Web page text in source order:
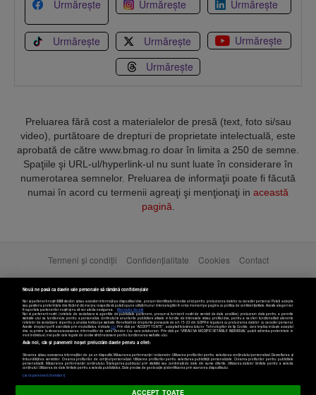
Urmărește Urmărește Urmărește
Urmărește Urmărește
Urmărește
Urmărește
Preluarea fără cost a materialelor de presă (text, foto si/sau
video), purtătoare de drepturi de proprietate intelectuală, este
aprobată de către www.bmag.ro doar în limita a 250 de semne.
Spaţiile şi URL-ul/hyperlink-ul nu sunt luate în considerare în
numerotarea semnelor. Preluarea de informaţii poate fi făcută
numai în acord cu termenii agreaţi şi menţionaţi in această
pagină
Termeni și condiții Confidențialitate Cookies Contact
Copyright © 2025 BUSINESSMEX S.A.
Setări cookies
Nouă ne pasă ca datele tale personale să rămână confidențiale
Noi și partenerii noștri589stocăm și/sau accesăm informații pe dispozitivul dvs., precum identificatorii cookie unici pentru prelucrarea datelor cu caracter personal. Puteți accepta
sau gestiona preferințele dvs. făcând clic mai jos, respectiv vă puteți opune utilizării unui interes legitim în orice moment pe pagina cu politica de confidențialitate. Aceste alegeri vor
fi raportate partenerilor noștri și nu vă vor afecta navigarea.
Mai multe detalii
Noi si partenerii nostri (retelele de socializare si agentiile de publicitate partenere, precum si furnizorii nostri de servicii de date analitice) prelucram date pentru a permite
website-ului sa functioneze, pentru a personaliza continutul si anunturile publicitare afisate in functie de interesele si/sau profilul dvs., pentru a va oferi functionalitati aferente
retelelor de socializare si pentru a analiza traficul pe website. Beneficiati de drepturile prevazute de art. 15-22 din GDPR in legatura cu prelucrarea datelor cu caracter personal.
Aceste drepturi pot fi exercitate prin modalitatea indicataaici. Prin click pe “ACCEPT TOATE”, acceptati folosirea tuturor Tehnologiilor de tip Cookie, care implica inclusiv acceptul
dvs. cu privire la stocarea/accesarea informatiilor de catre Vendor-ii cu care colaboram. Prin click pe “VREAU SA MODIFIC SETARILE INDIVIDUAL” puteti schimba preferintele in
mod individual, mai putin cele legate de cookie strict necesare pentru functionarea website-ului.
Atât noi, cât și partenerii noștri prelucrăm datele pentru a oferi:
Stocarea și/sau accesarea informațiilor de pe un dispozitiv. Măsurarea performanței reclamelor. Utilizarea profilurilor pentru selectarea conținutului personalizat. Dezvoltarea și
îmbunătățirea serviciilor. Crearea profilurilor de conținut personalizat. Utilizarea profilurilor pentru selectarea publicității personalizate. Crearea profilurilor pentru publicitate
personalizată. Măsurarea performanței conținutului. Înțelegerea publicului prin statistici sau combinații de date din surse diferite. Utilizarea datelor limitate pentru a selecta
conținutul. Utilizarea de date limitate pentru a selecta publicitatea. Date precise de geolocație și identificarea prin scanarea dispozitivului.
Listă parteneri (furnizori)
ACCEPT TOATE